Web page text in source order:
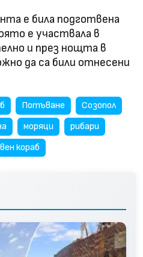
е била подготвена
е участвала в
и през нощта в
да са били отнесени
Потъване
Созопол
моряци
рибари
кораб